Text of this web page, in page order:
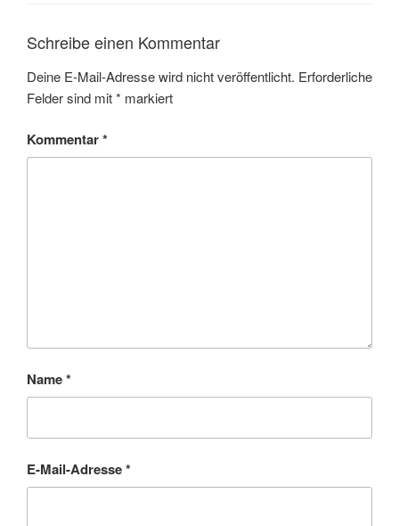
Schreibe einen Kommentar
Deine E-Mail-Adresse wird nicht veröffentlicht. Erforderliche
Felder sind mit* markiert
Kommentar*
Name*
E-Mail-Adresse*